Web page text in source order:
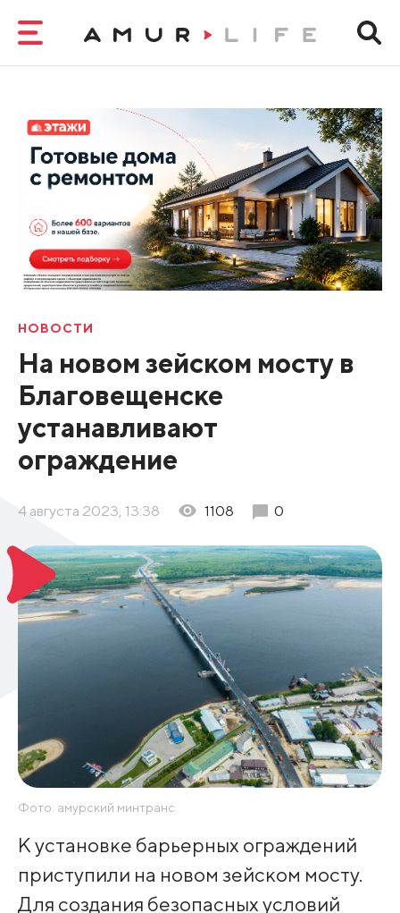
НОВОСТИ
На новом зейском мосту в
Благовещенске
устанавливают
ограждение
4 августа 2023, 13:38 1108 0
Фото: амурский минтранс
К установке барьерных ограждений
приступили на новом зейском мосту.
Для создания безопасных условий